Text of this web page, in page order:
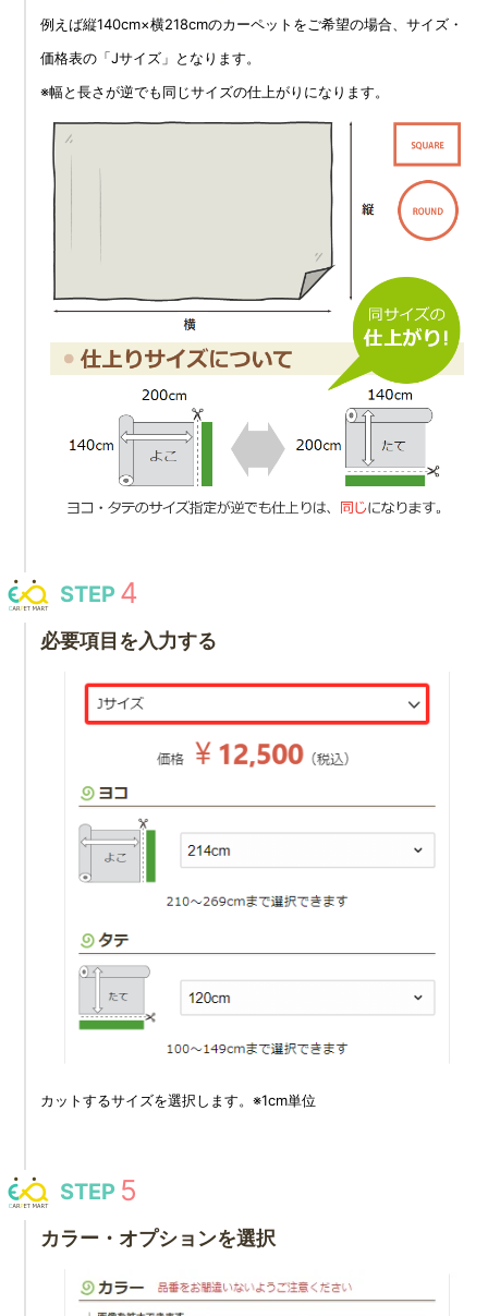
例えば縦140cm×横218cmのカーペットをご希望の場合、サイズ・
価格表の「Jサイズ」となります。
※幅と長さが逆でも同じサイズの仕上がりになります。
STEP
必要項目を入力する
カットするサイズを選択します。※1cm単位
STEP
カラー・オプションを選択